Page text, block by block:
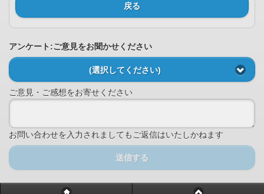
戻る
アンケート:ご意見をお聞かせください
(選択してください)
ご意見・ご感想をお寄せください
お問い合わせを入力されましてもご返信はいたしかねます
送信する